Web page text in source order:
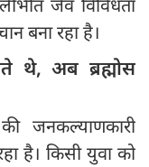
जैव विविधता
बना रहा है।
थे, अब ब्रह्मोस
जनकल्याणकारी
है। किसी युवा को